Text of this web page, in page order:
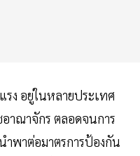
รง อยู่ในหลายประเทศ
อาณาจักร ตลอดจนการ
ำพาต่อมาตรการป้องกัน